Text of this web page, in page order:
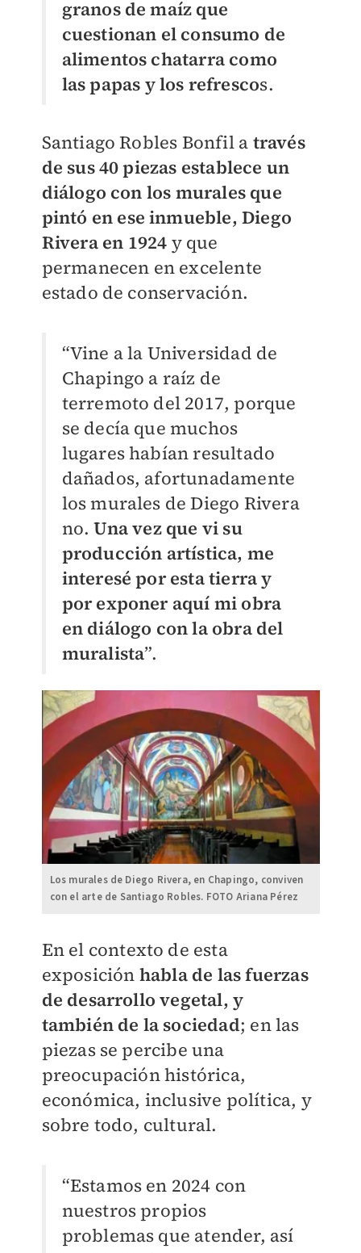
granos de maíz que
cuestionan el consumo de
alimentos chatarra como
las papas y los refrescos.
Santiago Robles Bonfil a través
de sus 40 piezas establece un
diálogo con los murales que
pintó en ese inmueble, Diego
Rivera en 1924 y que
permanecen en excelente
estado de conservación.
“Vine a la Universidad de
Chapingo a raíz de
terremoto del 2017, porque
se decía que muchos
lugares habían resultado
dañados, afortunadamente
los murales de Diego Rivera
no.Una vez que vi su
producción artística, me
interesé por esta tierra y
por exponer aquí mi obra
en diálogo con la obra del
muralista”.
Los murales de Diego Rivera, en Chapingo, conviven
con el arte de Santiago Robles. FOTO Ariana Pérez
En el contexto de esta
exposición habla de las fuerzas
de desarrollo vegetal, y
también de la sociedad; en las
piezas se percibe una
preocupación histórica,
económica, inclusive política, y
sobre todo, cultural.
“Estamos en 2024 con
nuestros propios
problemas que atender, así